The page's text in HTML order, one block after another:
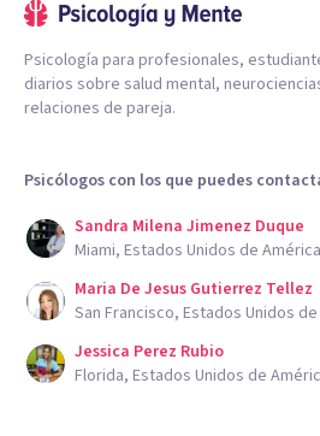
Psicología para profesionales,
diarios sobre salud mental,
relaciones de pareja.
Psicólogos con los que puedes
Sandra Milena Jimenez Duque
Miami, Estados Unidos de América
Maria De Jesus Gutierrez Tellez
San Francisco, Estados Unidos
Jessica Perez Rubio
Florida, Estados Unidos de